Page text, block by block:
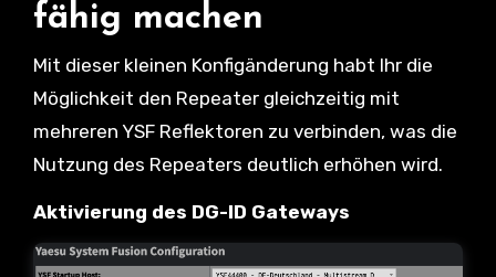
fähig machen
Mit dieser kleinen Konfigänderung habt Ihr die
Möglichkeit den Repeater gleichzeitig mit
mehreren YSF Reflektoren zu verbinden, was die
Nutzung des Repeaters deutlich erhöhen wird.
Aktivierung des DG-ID Gateways